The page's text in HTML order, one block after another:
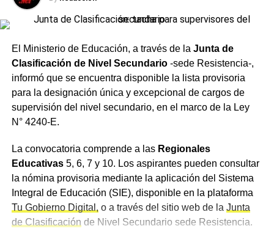
Más noticias de Charataen CharataChaco.Net.
entidad con la preservación y difusión del patrimonio
cultural chaqueño.
Fischer sostuvo que, en esta «enciclopedia mágica» que
retoma el banco, cada pieza ocupa un lugar único en la
historia del Norte Grande, y que en esa acción radica su
verdadero valor.
Última oportunidad para
visitar la muestra
DesdeNBCHinvitaron tanto a quienes aún no visitaron la
exposición como a quienes deseen volver a disfrutarla, a
participar de la jornada de cierre y compartir un encuentro
junto a los protagonistas de las obras que forman parte de
esta colección.
El Ministerio de Educación, a través de la Junta de
Clasificación de Nivel Secundario-sede Resistencia-,
informó que se encuentra disponible la lista provisoria
para la designación única y excepcional de cargos de
supervisión del nivel secundario, en el marco de la Ley
N° 4240-E.
La convocatoria comprende a las Regionales
Educativas5, 6, 7 y 10. Los aspirantes pueden consultar
la nómina provisoria mediante la aplicación del Sistema
Integral de Educación (SIE), disponible en la plataforma
Tu Gobierno Digital, o a través del sitio web de la Junta
de Clasificación de Nivel Secundario sede Resistencia.